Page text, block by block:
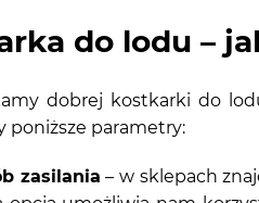
do lodu –
dobrej kostkarki do
poniższe parametry:
zasilania – w sklepach